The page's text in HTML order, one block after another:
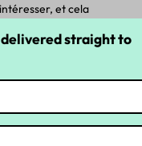
et cela
domaines.
au
straight to